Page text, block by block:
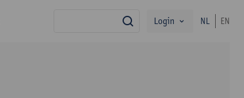
zoekLogin NL EN